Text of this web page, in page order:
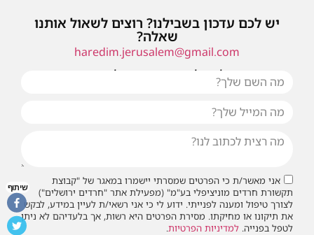
יש לכם עדכון בשבילנו? רוצים לשאול אותנו
שאלה?
haredim.jerusalem@gmail.com
או שילחו אלינו פנייה ונחזור אליכם בהקדם
אני מאשר/ת כי הפרטים שמסרתי יישמרו במאגר של "קבוצת
תקשורת חרדים מוניציפלי בע"מ" (מפעילת אתר "חרדים ירושלים")
לצורך טיפול ומענה לפנייתי. ידוע לי כי אני רשאי/ת לעיין במידע, לבקש
את תיקונו או מחיקתו. מסירת הפרטים היא רשות, אך בלעדיהם לא ניתן
לטפל בפנייה. למדיניות הפרטיות.
שיתוף